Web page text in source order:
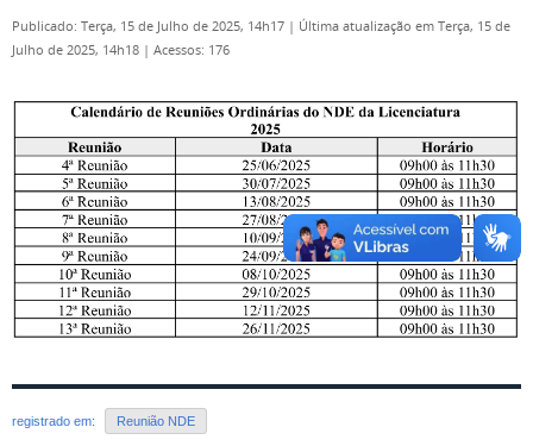
Publicado: Terça, 15 de Julho de 2025, 14h17 | Última atualização em Terça, 15 de
Julho de 2025, 14h18 | Acessos: 176
registrado em: Reunião NDE